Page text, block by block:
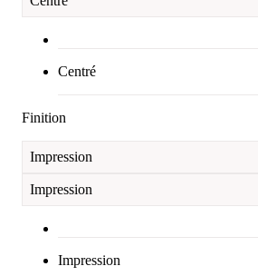
Centré
Finition
Impression
Impression
Impression